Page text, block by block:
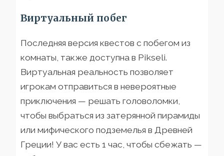
Виртуальный побег
Последняя версия квестов с побегом из
комнаты, также доступна в Pikseli.
Виртуальная реальность позволяет
игрокам отправиться в невероятные
приключения — решать головоломки,
чтобы выбраться из затерянной пирамиды
или мифического подземелья в Древней
Греции! У вас есть 1 час, чтобы сбежать —